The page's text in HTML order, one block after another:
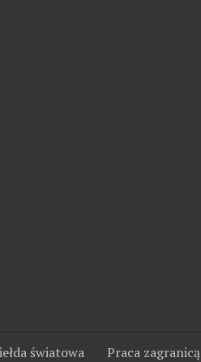
światowa Praca zagranicą